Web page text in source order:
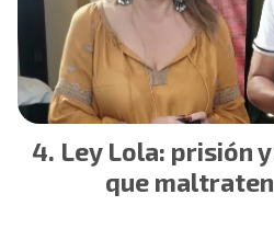
Ley Lola: prisión
que